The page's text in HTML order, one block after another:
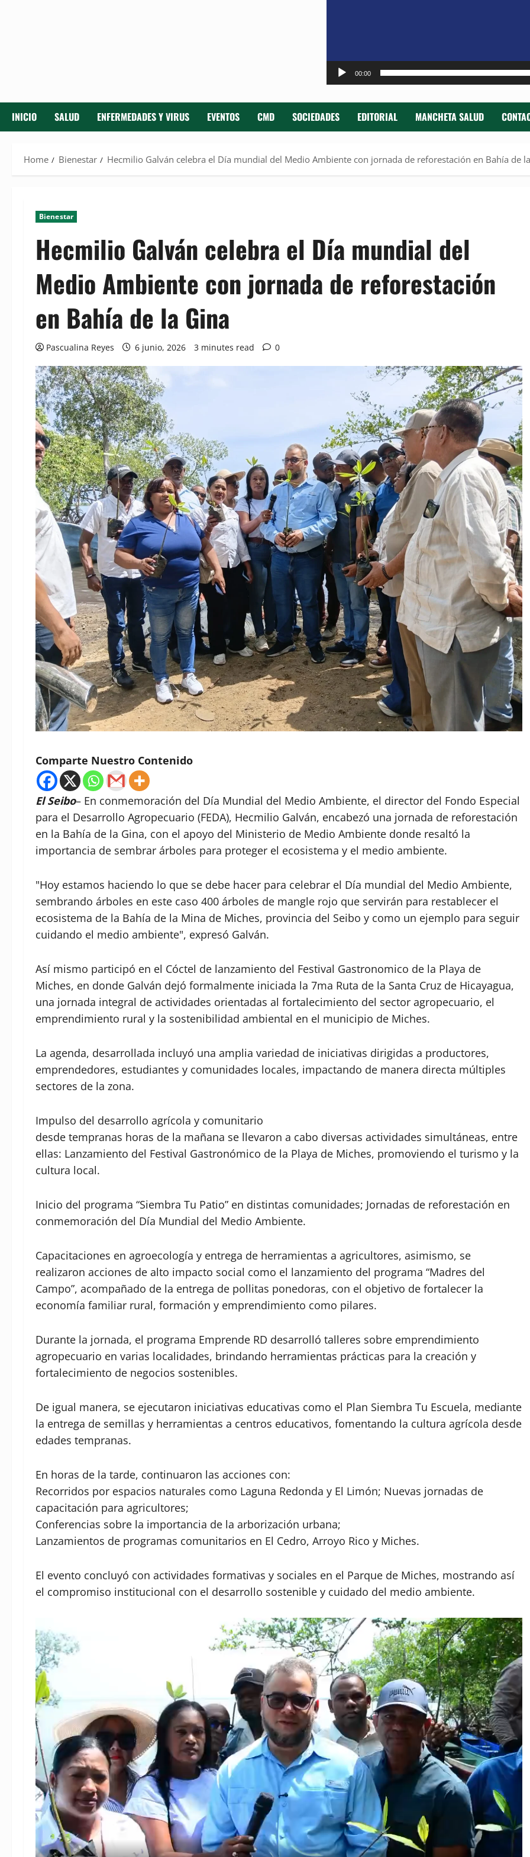
00:00
INICIO SALUD ENFERMEDADES Y VIRUS EVENTOS CMD SOCIEDADES EDITORIAL MANCHETA SALUD
Home Bienestar Hecmilio Galván celebra el Día mundial del Medio Ambiente con jornada de reforestación en Bahía de
Bienestar
Hecmilio Galván celebra el Día mundial del
Medio Ambiente con jornada de reforestación
en Bahía de la Gina
Pascualina Reyes 6 junio, 2026 3 minutes read 0
Comparte Nuestro Contenido
El Seibo– En conmemoración del Día Mundial del Medio Ambiente, el director del Fondo Especial
para el Desarrollo Agropecuario (FEDA), Hecmilio Galván, encabezó una jornada de reforestación
en la Bahía de la Gina, con el apoyo del Ministerio de Medio Ambiente donde resaltó la
importancia de sembrar árboles para proteger el ecosistema y el medio ambiente.
"Hoy estamos haciendo lo que se debe hacer para celebrar el Día mundial del Medio Ambiente,
sembrando árboles en este caso 400 árboles de mangle rojo que servirán para restablecer el
ecosistema de la Bahía de la Mina de Miches, provincia del Seibo y como un ejemplo para seguir
cuidando el medio ambiente", expresó Galván.
Así mismo participó en el Cóctel de lanzamiento del Festival Gastronomico de la Playa de
Miches, en donde Galván dejó formalmente iniciada la 7ma Ruta de la Santa Cruz de Hicayagua,
una jornada integral de actividades orientadas al fortalecimiento del sector agropecuario, el
emprendimiento rural y la sostenibilidad ambiental en el municipio de Miches.
La agenda, desarrollada incluyó una amplia variedad de iniciativas dirigidas a productores,
emprendedores, estudiantes y comunidades locales, impactando de manera directa múltiples
sectores de la zona.
Impulso del desarrollo agrícola y comunitario
desde tempranas horas de la mañana se llevaron a cabo diversas actividades simultáneas, entre
ellas: Lanzamiento del Festival Gastronómico de la Playa de Miches, promoviendo el turismo y la
cultura local.
Inicio del programa “Siembra Tu Patio” en distintas comunidades; Jornadas de reforestación en
conmemoración del Día Mundial del Medio Ambiente.
Capacitaciones en agroecología y entrega de herramientas a agricultores, asimismo, se
realizaron acciones de alto impacto social como el lanzamiento del programa “Madres del
Campo”, acompañado de la entrega de pollitas ponedoras, con el objetivo de fortalecer la
economía familiar rural, formación y emprendimiento como pilares.
Durante la jornada, el programa Emprende RD desarrolló talleres sobre emprendimiento
agropecuario en varias localidades, brindando herramientas prácticas para la creación y
fortalecimiento de negocios sostenibles.
De igual manera, se ejecutaron iniciativas educativas como el Plan Siembra Tu Escuela, mediante
la entrega de semillas y herramientas a centros educativos, fomentando la cultura agrícola desde
edades tempranas.
En horas de la tarde, continuaron las acciones con:
Recorridos por espacios naturales como Laguna Redonda y El Limón; Nuevas jornadas de
capacitación para agricultores;
Conferencias sobre la importancia de la arborización urbana;
Lanzamientos de programas comunitarios en El Cedro, Arroyo Rico y Miches.
El evento concluyó con actividades formativas y sociales en el Parque de Miches, mostrando así
el compromiso institucional con el desarrollo sostenible y cuidado del medio ambiente.